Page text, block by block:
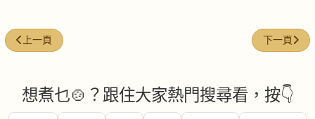
上一篇文章: 牛骨 (Beef bones)
上一頁 下一篇文章
下一頁
想煮乜🍲？跟住大家熱門搜尋看，按👇